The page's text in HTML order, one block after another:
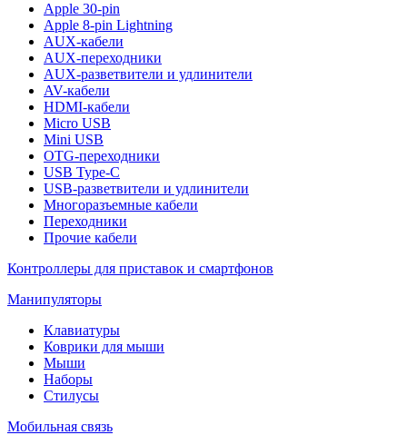
Apple 30-pin
Apple 8-pin Lightning
AUX-кабели
AUX-переходники
AUX-разветвители и удлинители
AV-кабели
HDMI-кабели
Micro USB
Mini USB
OTG-переходники
USB Type-C
USB-разветвители и удлинители
Многоразъемные кабели
Переходники
Прочие кабели
Контроллеры для приставок и смартфонов
Манипуляторы
Клавиатуры
Коврики для мыши
Мыши
Наборы
Стилусы
Мобильная связь